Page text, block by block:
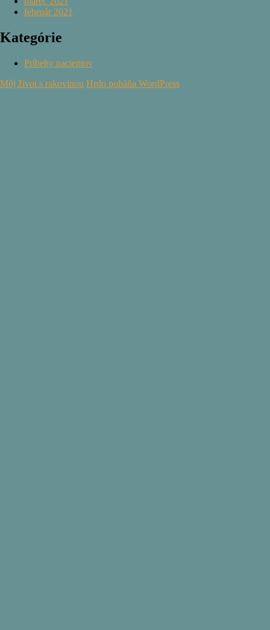
február 2021
Kategórie
Príbehy pacientov
Môj život s rakovinou Hrdo poháňa WordPress